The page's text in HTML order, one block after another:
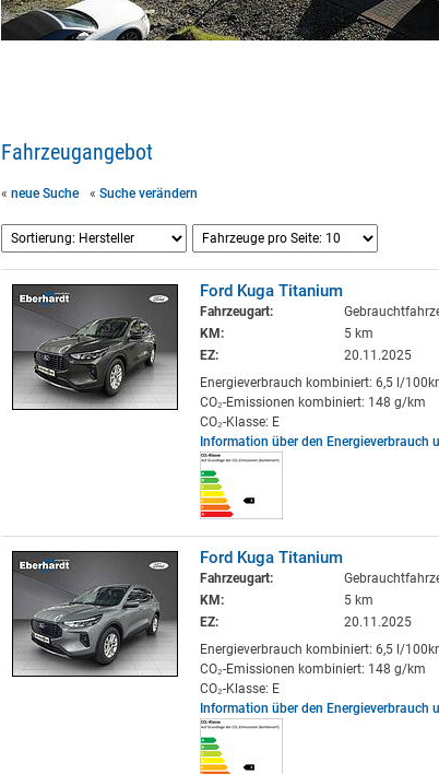
Fahrzeugangebot
« neue Suche « Suche verändern
Ford Kuga Titanium
Fahrzeugart:
KM:
5 km
EZ:
20.11.2025
Energieverbrauch kombiniert: 6,5 l/
CO₂-Emissionen kombiniert: 148 g/km
CO₂-Klasse: E
Information über den Energieverbrauch
Ford Kuga Titanium
Fahrzeugart:
KM:
5 km
EZ:
20.11.2025
Energieverbrauch kombiniert: 6,5 l/
CO₂-Emissionen kombiniert: 148 g/km
CO₂-Klasse: E
Information über den Energieverbrauch